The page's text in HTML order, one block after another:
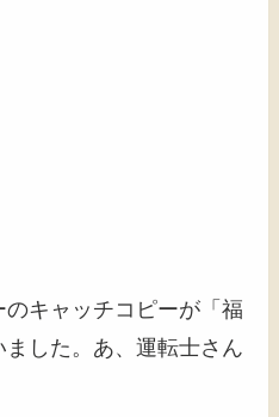
キャッチコピーが「福
した。あ、運転士さん